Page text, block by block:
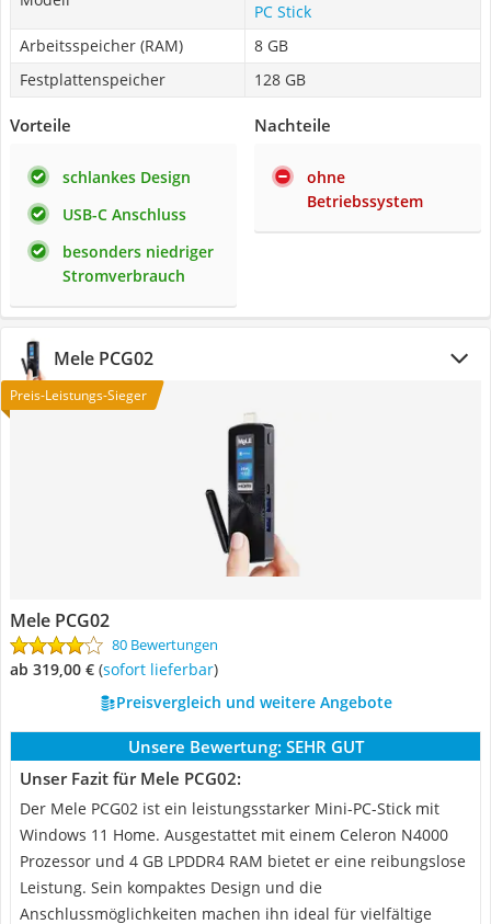
PC Stick
Arbeitsspeicher (RAM)
8 GB
Festplattenspeicher
128 GB
Vorteile
schlankes Design
USB-C Anschluss
besonders niedriger
Stromverbrauch
Nachteile
ohne
Betriebssystem
Mele PCG02
Preis-Leistungs-Sieger
Mele PCG02
80 Bewertungen
ab 319,00 € ( Sofort lieferbar)
Preisvergleich und weitere Angebote
Unsere Bewertung: SEHR GUT
Unser Fazit für Mele PCG02:
Der Mele PCG02 ist ein leistungsstarker Mini-PC-Stick mit
Windows 11 Home. Ausgestattet mit einem Celeron N4000
Prozessor und 4 GB LPDDR4 RAM bietet er eine reibungslose
Leistung. Sein kompaktes Design und die
Anschlussmöglichkeiten machen ihn ideal für vielfältige